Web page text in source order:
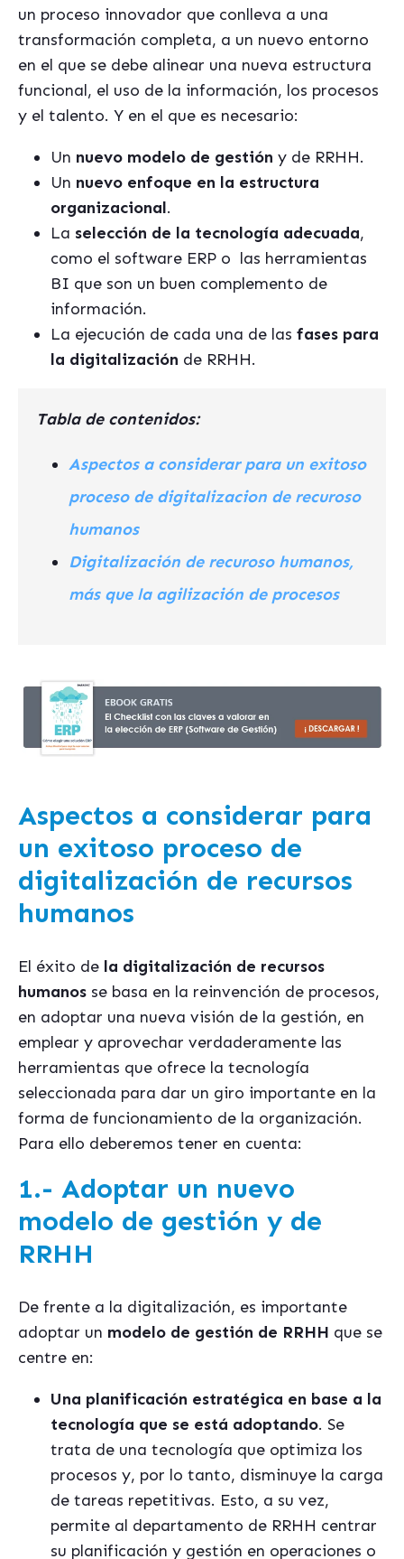
un proceso innovador que conlleva a una
transformación completa, a un nuevo entorno
en el que se debe alinear una nueva estructura
funcional, el uso de la información, los procesos
y el talento. Y en el que es necesario:
Un nuevo modelo de gestión y de RRHH.
Un nuevo enfoque en la estructura
organizacional.
La selección de la tecnología adecuada,
como el software ERP o las herramientas
BI que son un buen complemento de
información.
La ejecución de cada una de las fases para
la digitalización de RRHH.
Tabla de contenidos:
Aspectos a considerar para un exitoso
proceso de digitalizacion de recuroso
humanos
Digitalización de recuroso humanos,
más que la agilización de procesos
Aspectos a considerar para
un exitoso proceso de
digitalización de recursos
humanos
El éxito de la digitalización de recursos
humanos se basa en la reinvención de procesos,
en adoptar una nueva visión de la gestión, en
emplear y aprovechar verdaderamente las
herramientas que ofrece la tecnología
seleccionada para dar un giro importante en la
forma de funcionamiento de la organización.
Para ello deberemos tener en cuenta:
1.- Adoptar un nuevo
modelo de gestión y de
RRHH
De frente a la digitalización, es importante
adoptar un modelo de gestión de RRHH que se
centre en:
Una planificación estratégica en base a la
tecnología que se está adoptando. Se
trata de una tecnología que optimiza los
procesos y, por lo tanto, disminuye la carga
de tareas repetitivas. Esto, a su vez,
permite al departamento de RRHH centrar
su planificación y gestión en operaciones o